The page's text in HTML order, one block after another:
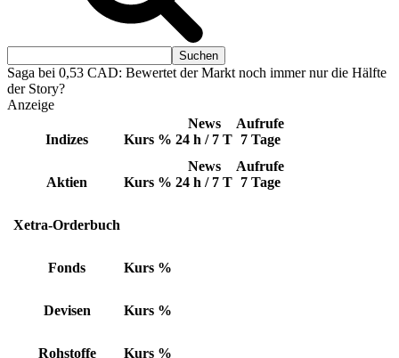
Saga bei 0,53 CAD: Bewertet der Markt noch immer nur die Hälfte
der Story?
Anzeige
Indizes Kurs %
News
24 h / 7 T
Aufrufe
7 Tage
Aktien Kurs %
News
24 h / 7 T
Aufrufe
7 Tage
Xetra-Orderbuch
Fonds Kurs %
Devisen Kurs %
Rohstoffe Kurs %